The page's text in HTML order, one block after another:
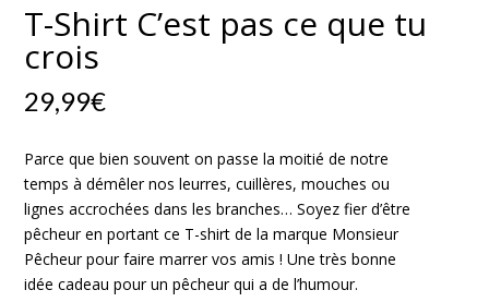
T-Shirt C’est pas ce que tu
crois
29,99€
Parce que bien souvent on passe la moitié de notre
temps à démêler nos leurres, cuillères, mouches ou
lignes accrochées dans les branches… Soyez fier d’être
pêcheur en portant ce T-shirt de la marque Monsieur
Pêcheur pour faire marrer vos amis ! Une très bonne
idée cadeau pour un pêcheur qui a de l’humour.